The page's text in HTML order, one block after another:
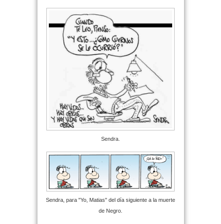
Sendra.
Sendra, para "Yo, Matias" del día siguiente a la muerte
de Negro.